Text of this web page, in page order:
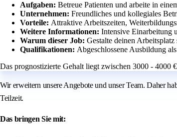
Aufgaben: Betreue Patienten und arbeite in
Unternehmen: Freundliches und kollegiales
Vorteile: Attraktive Arbeitszeiten,
Weitere Informationen: Intensive Einarbeitung
Warum dieser Job: Gestalte deinen
Qualifikationen: Abgeschlossene Ausbildung
Das prognostizierte Gehalt liegt zwischen 3000 - 4000
Wir erweitern unsere Angebote und unser Team. Daher
Teilzeit.
Das bringen Sie mit: